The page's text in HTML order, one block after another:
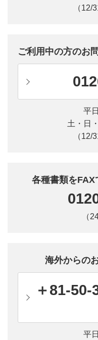
（12/
ご利用中の方のお
平
土・日
（12/
各種書類をFAX
（
海外からの
＋81-50-
平